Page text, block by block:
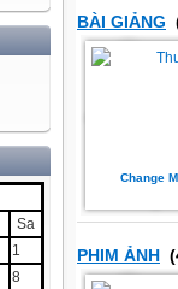
Sa
1
8
BÀI GIẢNG
Change
PHIM ẢNH